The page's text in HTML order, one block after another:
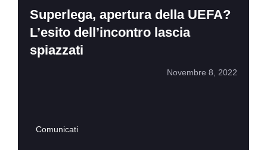
Superlega, apertura della UEFA?
L’esito dell’incontro lascia
spiazzati
Novembre 8, 2022
Comunicati